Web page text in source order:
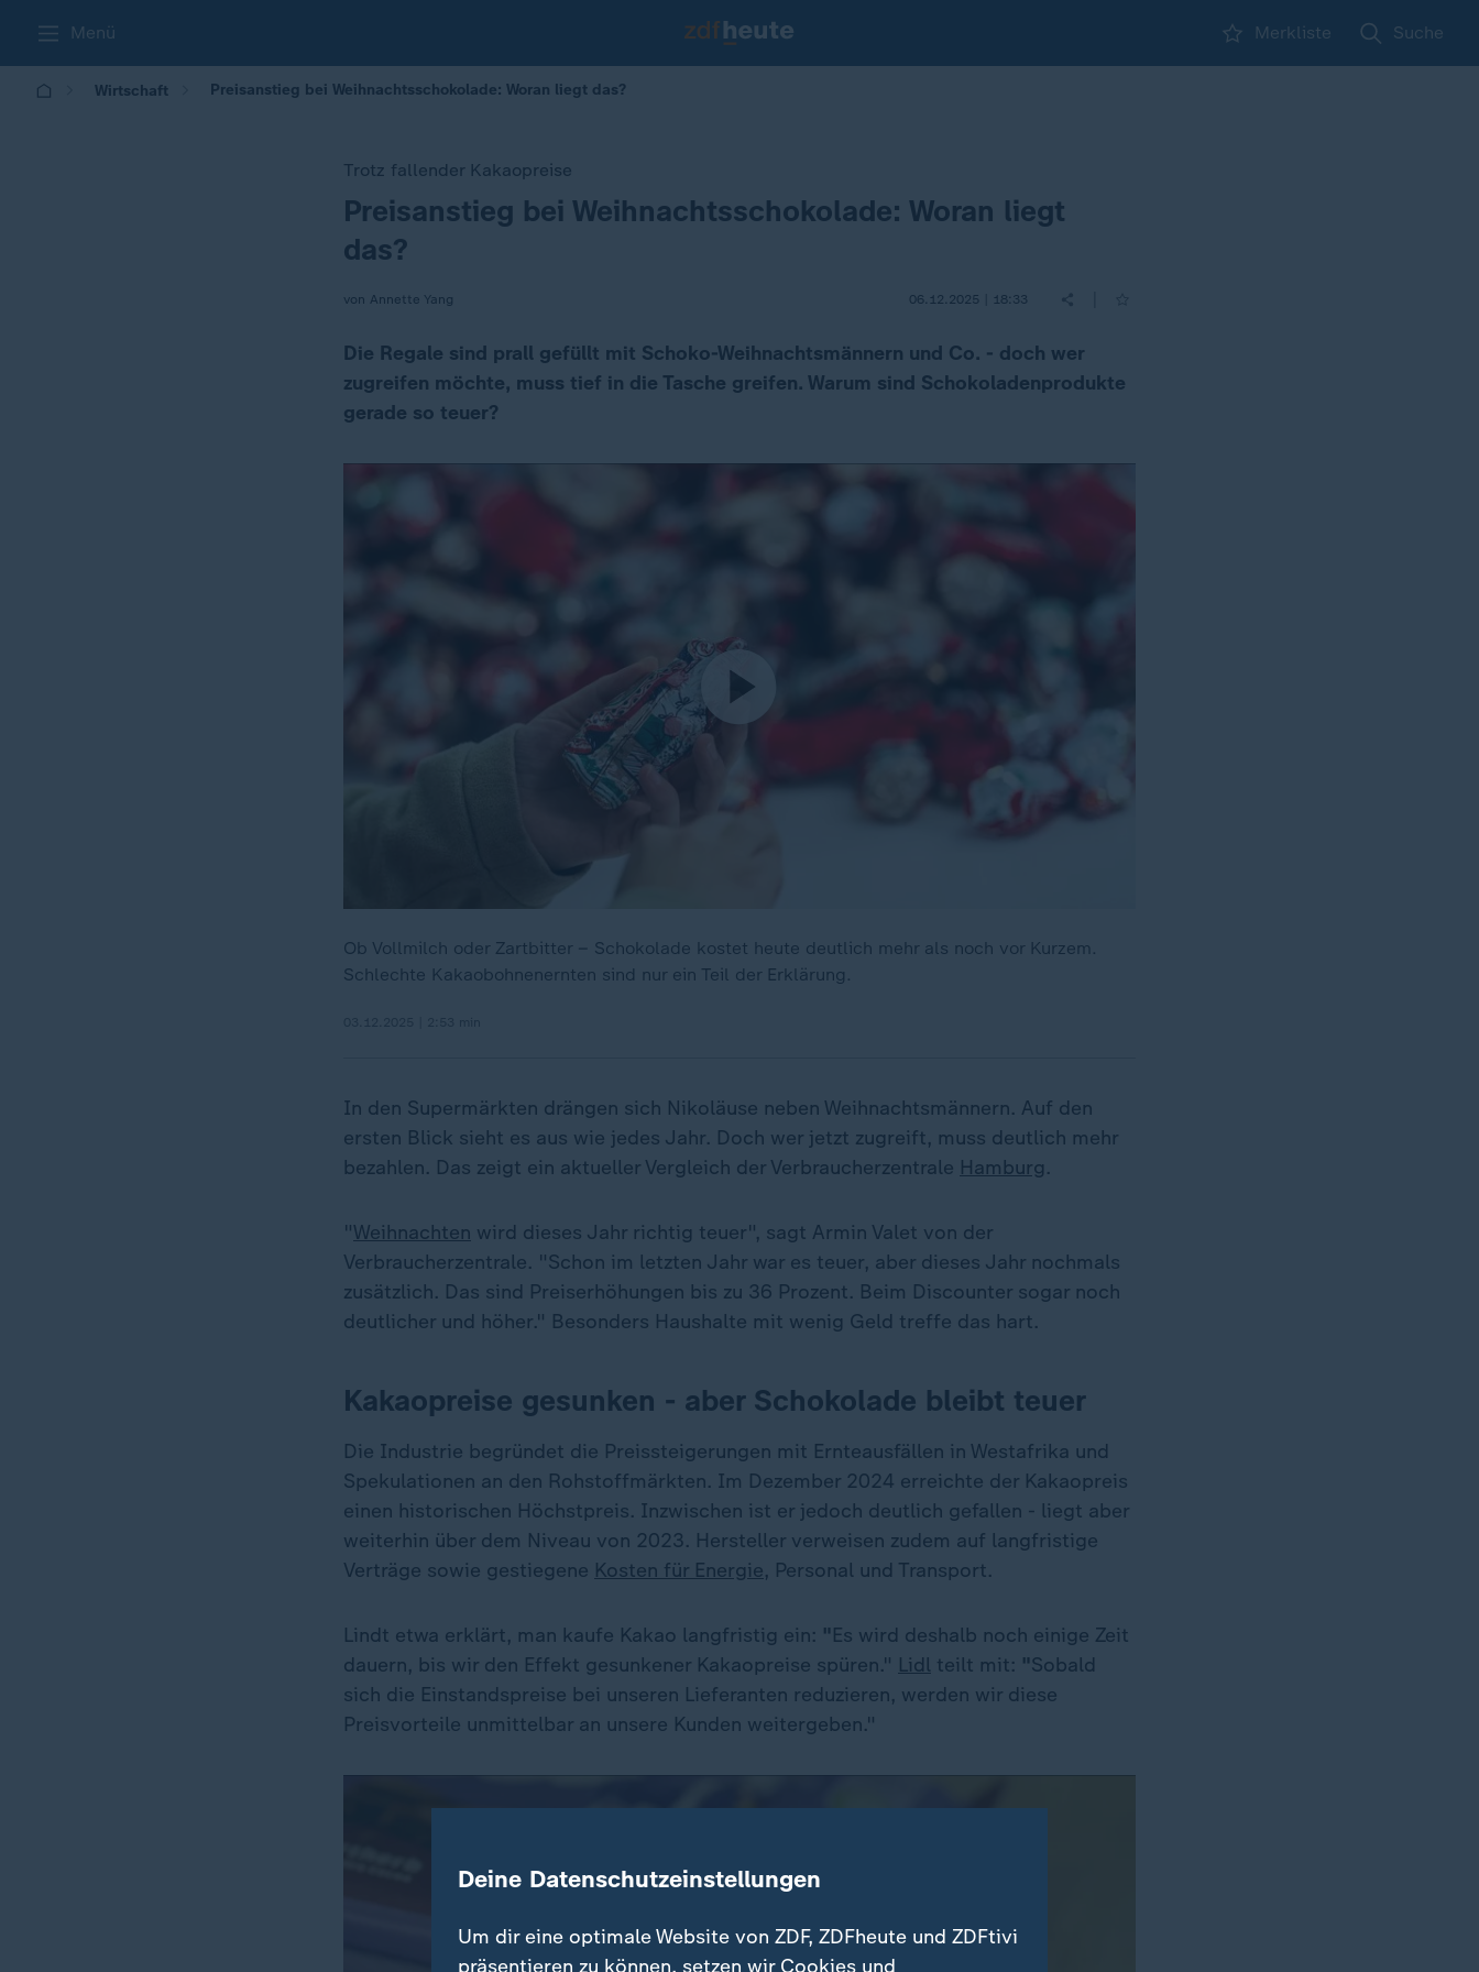
Menü Merkliste Suche
Wirtschaft Preisanstieg bei Weihnachtsschokolade: Woran liegt das?
Trotz fallender Kakaopreise
:Preisanstieg bei Weihnachtsschokolade: Woran liegt
das?
von Annette Yang 06.12.2025 | 18:33
Die Regale sind prall gefüllt mit Schoko-Weihnachtsmännern und Co. - doch wer
zugreifen möchte, muss tief in die Tasche greifen. Warum sind Schokoladenprodukte
gerade so teuer?
Ob Vollmilch oder Zartbitter – Schokolade kostet heute deutlich mehr als noch vor Kurzem.
Schlechte Kakaobohnenernten sind nur ein Teil der Erklärung.
In den Supermärkten drängen sich Nikoläuse neben Weihnachtsmännern. Auf den
ersten Blick sieht es aus wie jedes Jahr. Doch wer jetzt zugreift, muss deutlich mehr
bezahlen. Das zeigt ein aktueller Vergleich der Verbraucherzentrale Hamburg.
"Weihnachten wird dieses Jahr richtig teuer", sagt Armin Valet von der
Verbraucherzentrale. "Schon im letzten Jahr war es teuer, aber dieses Jahr nochmals
zusätzlich. Das sind Preiserhöhungen bis zu 36 Prozent. Beim Discounter sogar noch
deutlicher und höher." Besonders Haushalte mit wenig Geld treffe das hart.
Kakaopreise gesunken - aber Schokolade bleibt teuer
Die Industrie begründet die Preissteigerungen mit Ernteausfällen in Westafrika und
Spekulationen an den Rohstoffmärkten. Im Dezember 2024 erreichte der Kakaopreis
einen historischen Höchstpreis. Inzwischen ist er jedoch deutlich gefallen - liegt aber
weiterhin über dem Niveau von 2023. Hersteller verweisen zudem auf langfristige
Verträge sowie gestiegene Kosten für Energie, Personal und Transport.
Lindt etwa erklärt, man kaufe Kakao langfristig ein: "Es wird deshalb noch einige Zeit
dauern, bis wir den Effekt gesunkener Kakaopreise spüren." Lidl teilt mit: "Sobald
sich die Einstandspreise bei unseren Lieferanten reduzieren, werden wir diese
Preisvorteile unmittelbar an unsere Kunden weitergeben."
Deine Datenschutzeinstellungen
Um dir eine optimale Website von ZDF, ZDFheute und ZDFtivi
präsentieren zu können, setzen wir Cookies und